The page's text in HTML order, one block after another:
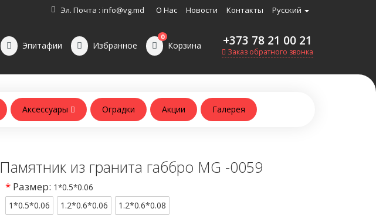
Эл. Почта : info@vg.md О Нас Новости Контакты Русский
Эпитафии Избранное Корзина
0 +373 78 21 00 21
Заказ обратного звонка
Аксессуары Оградки Акции Галерея
Памятник из гранита габбро MG -0059
*Размер: 1*0.5*0.06
1*0.5*0.06
1.2*0.6*0.06 1.2*0.6*0.08